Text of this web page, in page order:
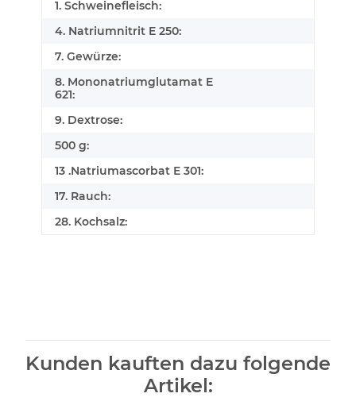
1. Schweinefleisch:
4. Natriumnitrit E 250:
7. Gewürze:
8. Mononatriumglutamat E
621:
9. Dextrose:
500 g:
13 .Natriumascorbat E 301:
17. Rauch:
28. Kochsalz:
Kunden kauften dazu folgende
Artikel: